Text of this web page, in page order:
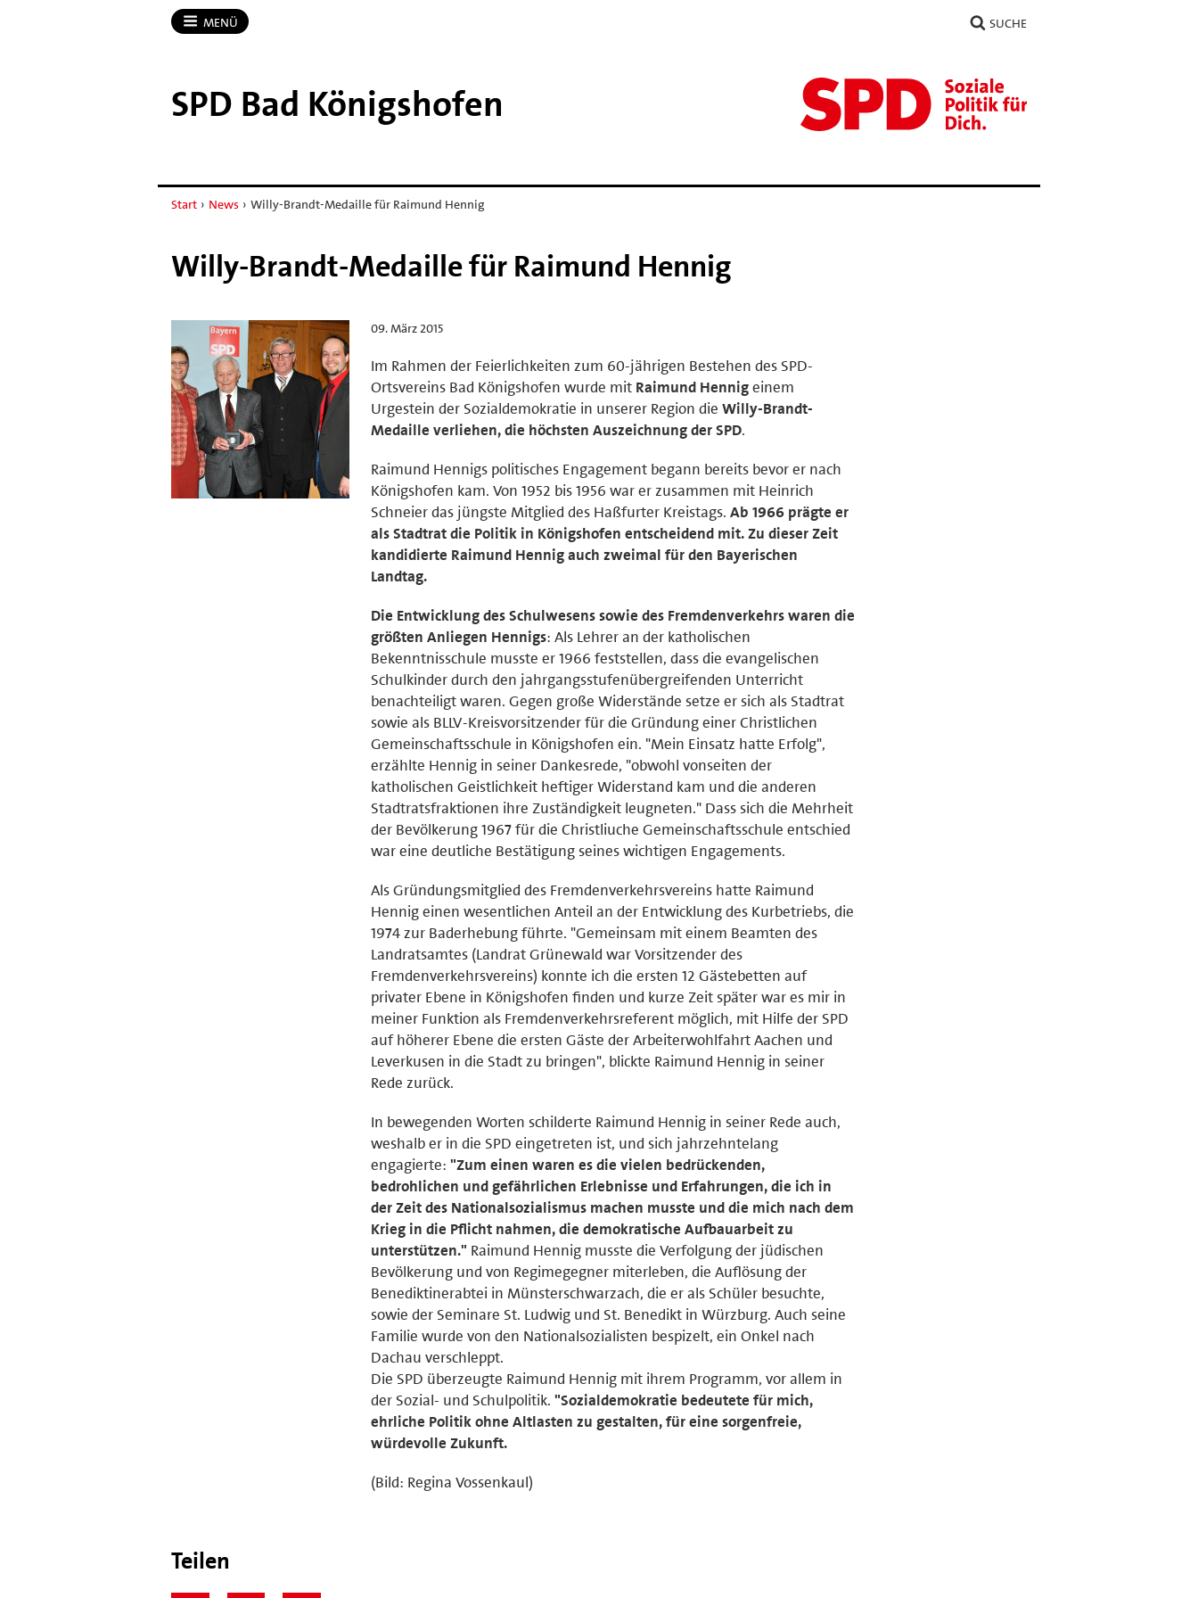
MENÜ SUCHE
SPD Bad Königshofen
Start › News › Willy-Brandt-Medaille für Raimund Hennig
Willy-Brandt-Medaille für Raimund Hennig
09. März 2015
Im Rahmen der Feierlichkeiten zum 60-jährigen Bestehen des SPD-
Ortsvereins Bad Königshofen wurde mit Raimund Hennigeinem
Urgestein der Sozialdemokratie in unserer Region die Willy-Brandt-
Medaille verliehen, die höchsten Auszeichnung der SPD.
Raimund Hennigs politisches Engagement begann bereits bevor er nach
Königshofen kam. Von 1952 bis 1956 war er zusammen mit Heinrich
Schneier das jüngste Mitglied des Haßfurter Kreistags. Ab 1966 prägte er
als Stadtrat die Politik in Königshofen entscheidend mit. Zu dieser Zeit
kandidierte Raimund Hennig auch zweimal für den Bayerischen
Landtag.
Die Entwicklung des Schulwesens sowie des Fremdenverkehrs waren die
größten Anliegen Hennigs: Als Lehrer an der katholischen
Bekenntnisschule musste er 1966 feststellen, dass die evangelischen
Schulkinder durch den jahrgangsstufenübergreifenden Unterricht
benachteiligt waren. Gegen große Widerstände setze er sich als Stadtrat
sowie als BLLV-Kreisvorsitzender für die Gründung einer Christlichen
Gemeinschaftsschule in Königshofen ein. "Mein Einsatz hatte Erfolg",
erzählte Hennig in seiner Dankesrede, "obwohl vonseiten der
katholischen Geistlichkeit heftiger Widerstand kam und die anderen
Stadtratsfraktionen ihre Zuständigkeit leugneten." Dass sich die Mehrheit
der Bevölkerung 1967 für die Christliuche Gemeinschaftsschule entschied
war eine deutliche Bestätigung seines wichtigen Engagements.
Als Gründungsmitglied des Fremdenverkehrsvereins hatte Raimund
Hennig einen wesentlichen Anteil an der Entwicklung des Kurbetriebs, die
1974 zur Baderhebung führte. "Gemeinsam mit einem Beamten des
Landratsamtes (Landrat Grünewald war Vorsitzender des
Fremdenverkehrsvereins) konnte ich die ersten 12 Gästebetten auf
privater Ebene in Königshofen finden und kurze Zeit später war es mir in
meiner Funktion als Fremdenverkehrsreferent möglich, mit Hilfe der SPD
auf höherer Ebene die ersten Gäste der Arbeiterwohlfahrt Aachen und
Leverkusen in die Stadt zu bringen", blickte Raimund Hennig in seiner
Rede zurück.
In bewegenden Worten schilderte Raimund Hennig in seiner Rede auch,
weshalb er in die SPD eingetreten ist, und sich jahrzehntelang
engagierte: "Zum einen waren es die vielen bedrückenden,
bedrohlichen und gefährlichen Erlebnisse und Erfahrungen, die ich in
der Zeit des Nationalsozialismus machen musste und die mich nach dem
Krieg in die Pflicht nahmen, die demokratische Aufbauarbeit zu
unterstützen." Raimund Hennig musste die Verfolgung der jüdischen
Bevölkerung und von Regimegegner miterleben, die Auflösung der
Benediktinerabtei in Münsterschwarzach, die er als Schüler besuchte,
sowie der Seminare St. Ludwig und St. Benedikt in Würzburg. Auch seine
Familie wurde von den Nationalsozialisten bespizelt, ein Onkel nach
Dachau verschleppt.
Die SPD überzeugte Raimund Hennig mit ihrem Programm, vor allem in
der Sozial- und Schulpolitik. "Sozialdemokratie bedeutete für mich,
ehrliche Politik ohne Altlasten zu gestalten, für eine sorgenfreie,
würdevolle Zukunft.
(Bild: Regina Vossenkaul)
Teilen